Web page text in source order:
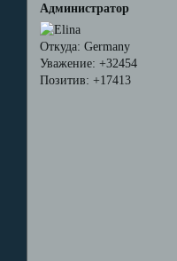
Администратор
Откуда: Germany
Уважение: +32454
Позитив: +17413